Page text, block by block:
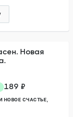
Новая
189 ₽
НОВОЕ СЧАСТЬЕ